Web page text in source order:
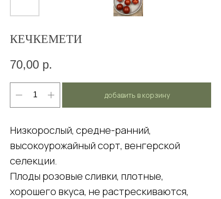
КЕЧКЕМЕТИ
70,00 р.
добавить в корзину
Низкорослый, средне-ранний,
высокоурожайный сорт, венгерской
селекции.
Плоды розовые сливки, плотные,
хорошего вкуса, не растрескиваются,